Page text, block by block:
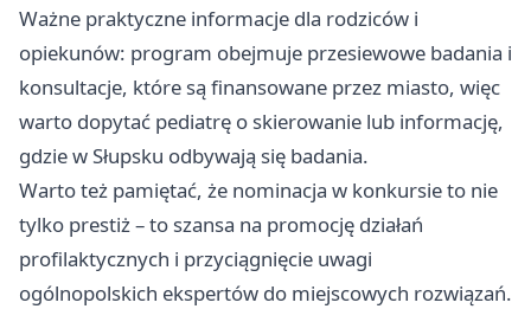
Ważne praktyczne informacje dla rodziców i
opiekunów: program obejmuje przesiewowe badania i
konsultacje, które są finansowane przez miasto, więc
warto dopytać pediatrę o skierowanie lub informację,
gdzie w Słupsku odbywają się badania.
Warto też pamiętać, że nominacja w konkursie to nie
tylko prestiż – to szansa na promocję działań
profilaktycznych i przyciągnięcie uwagi
ogólnopolskich ekspertów do miejscowych rozwiązań.